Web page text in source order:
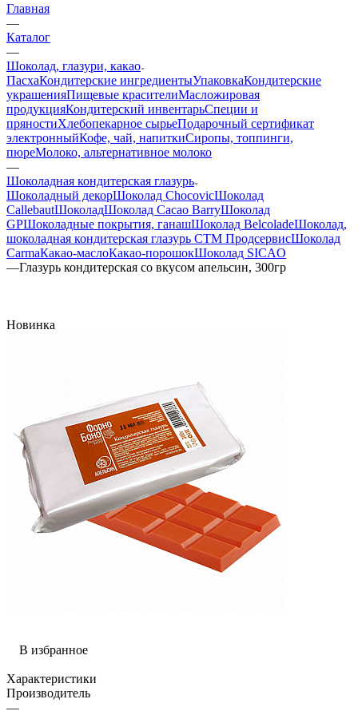
Главная
—
Каталог
—
Шоколад, глазури, какао
ПасхаКондитерские ингредиентыУпаковкаКондитерские
украшенияПищевые красителиМасложировая
продукцияКондитерский инвентарьСпеции и
пряностиХлебопекарное сырьеПодарочный сертификат
электронныйКофе, чай, напиткиСиропы, топпинги,
пюреМолоко, альтернативное молоко
—
Шоколадная кондитерская глазурь
Шоколадный декорШоколад ChocovicШоколад
CallebautШоколадШоколад Cacao BarryШоколад
GPШоколадные покрытия, ганашШоколад BelcoladeШоколад,
шоколадная кондитерская глазурь СТМ ПродсервисШоколад
CarmaКакао-маслоКакао-порошокШоколад SICAO
—Глазурь кондитерская со вкусом апельсин, 300гр
Новинка
В избранное
Характеристики
Производитель
—